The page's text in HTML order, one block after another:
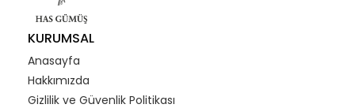
KURUMSAL
Anasayfa
Hakkımızda
Gizlilik ve Güvenlik Politikası